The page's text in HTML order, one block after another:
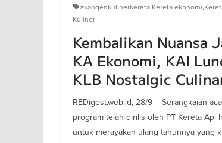
#kangenkulinerkereta,Kereta ekonomi,
Kuliner
Kembalikan Nuansa
KA Ekonomi, KAI
KLB Nostalgic
REDigest.web.id, 28/9 – Serangkaian
program telah dirilis oleh PT Kereta Api
untuk merayakan ulang tahunnya yang